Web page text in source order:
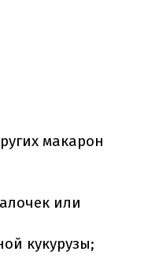
макарон
или
кукурузы;